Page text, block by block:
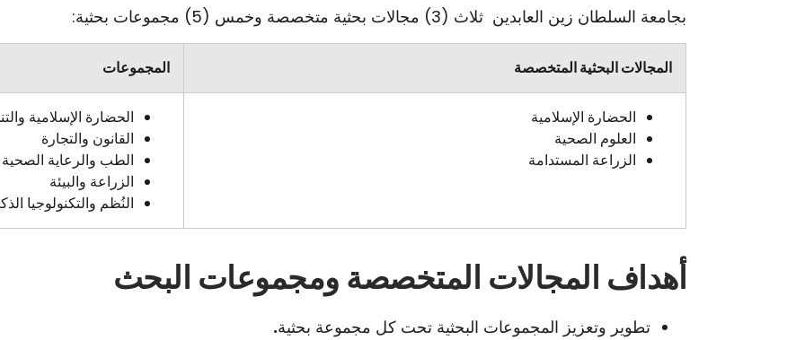
بجامعة السلطان زين العابدين ثلاث (3) مجالات بحثية متخصصة وخمس (5) مجموعات بحثية:
المجالات البحثية المتخصصة المجموعات
الحضارة الإسلامية
العلوم الصحية
الزراعة المستدامة
الحضارة الإسلامية
القانون والتجارة
الطب والرعاية الصحية
الزراعة والبيئة
النُظم والتكنولوجيا
أهداف المجالات المتخصصة ومجموعات البحث
تطوير وتعزيز المجموعات البحثية تحت كل مجموعة بحثية.